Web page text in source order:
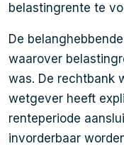
belastingrente te
De
waarover
was. De rechtbank
wetgever heeft
renteperiode
invorderbaar